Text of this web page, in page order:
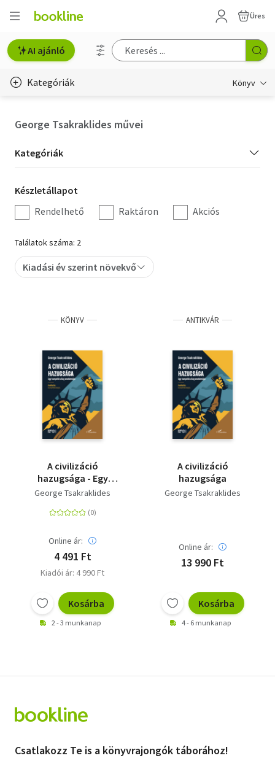
Üres
AI ajánló
Kategóriák Könyv
Hobbi, szabadidő
Irodalom
Művészet
Szakkönyv
Tankönyv, segédkönyv
Társadalomtudomány
Természettudomány
Történelem
George Tsakraklides művei
Kategória
szűrés
Kategóriák
Készletállapot
szűrés
Készletállapot
Rendelhető
Raktáron Akciós
Találatok száma: 2
Kiadási év szerint növekvő
KÖNYV
A civilizáció
hazugsága - Egy
hanyatló világ
George Tsakraklides
Online ár:
4 491 Ft
Kiadói ár: 4 990 Ft
Kosárba
2 - 3 munkanap
ANTIKVÁR
A civilizáció
hazugsága
George Tsakraklides
Online ár:
13 990 Ft
Kosárba
4 - 6 munkanap
Csatlakozz Te is a könyvrajongók táborához!